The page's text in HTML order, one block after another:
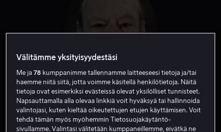
Sten Ljunggren
Näyttelijä
Välitämme yksityisyydestäsi
Me ja78 kumppanimme tallennamme laitteeseesi tietoja ja/tai
haemme niitä siitä, jotta voimme käsitellä henkilötietoja. Näitä
tietoja ovat esimerkiksi evästeissä olevat yksilölliset tunnisteet.
Napsauttamalla alla olevaa linkkiä voit hyväksyä tai hallinnoida
valintojasi, kuten kieltää oikeutettujen etujen käyttämisen. Voit
tehdä tämän myös myöhemmin Tietosuojakäytäntö-
sivullamme. Valintasi välitetään kumppaneillemme, eivätkä ne